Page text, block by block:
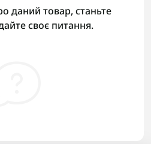
даний товар, станьте
своє питання.